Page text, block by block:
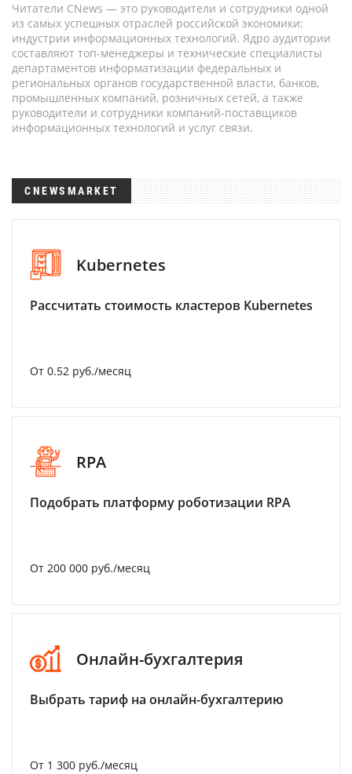
Читатели CNews — это руководители и сотрудники одной
из самых успешных отраслей российской экономики:
индустрии информационных технологий. Ядро аудитории
составляют топ-менеджеры и технические специалисты
департаментов информатизации федеральных и
региональных органов государственной власти, банков,
промышленных компаний, розничных сетей, а также
руководители и сотрудники компаний-поставщиков
информационных технологий и услуг связи.
CNEWSMARKET
Kubernetes
Рассчитать стоимость кластеров Kubernetes
От 0.52 руб./месяц
RPA
Подобрать платформу роботизации RPA
От 200 000 руб./месяц
Онлайн-бухгалтерия
Выбрать тариф на онлайн-бухгалтерию
От 1 300 руб./месяц